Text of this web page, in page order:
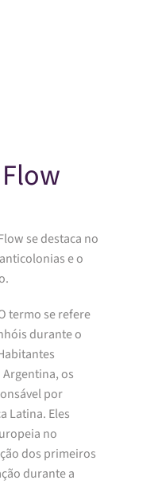
se destaca no
e o
termo se refere
durante o
os
por
Latina. Eles
no
dos primeiros
durante a